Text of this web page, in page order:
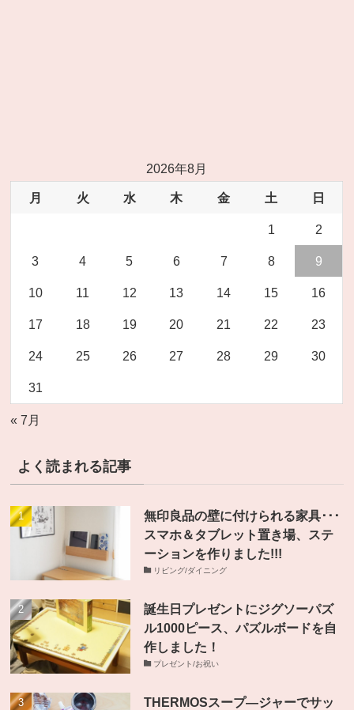
2026年8月
月 火 水 木 金 土 日
1 2
3 4 5 6 7 8 9
10 11 12 13 14 15 16
17 18 19 20 21 22 23
24 25 26 27 28 29 30
31
« 7月
よく読まれる記事
無印良品の壁に付けられる家具･･･
スマホ＆タブレット置き場、ステ
ーションを作りました!!!
リビング/ダイニング
誕生日プレゼントにジグソーパズ
ル1000ピース、パズルボードを自
作しました！
プレゼント/お祝い
THERMOSスープ―ジャーでサッ